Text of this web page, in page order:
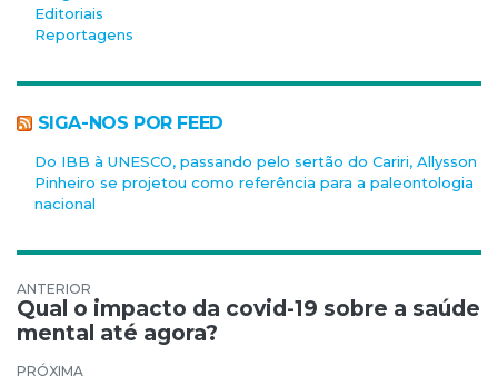
Editoriais
Reportagens
SIGA-NOS POR FEED
Do IBB à UNESCO, passando pelo sertão do Cariri, Allysson
Pinheiro se projetou como referência para a paleontologia
nacional
Navegação de Post
Qual o impacto da covid-19 sobre a saúde
mental até agora?